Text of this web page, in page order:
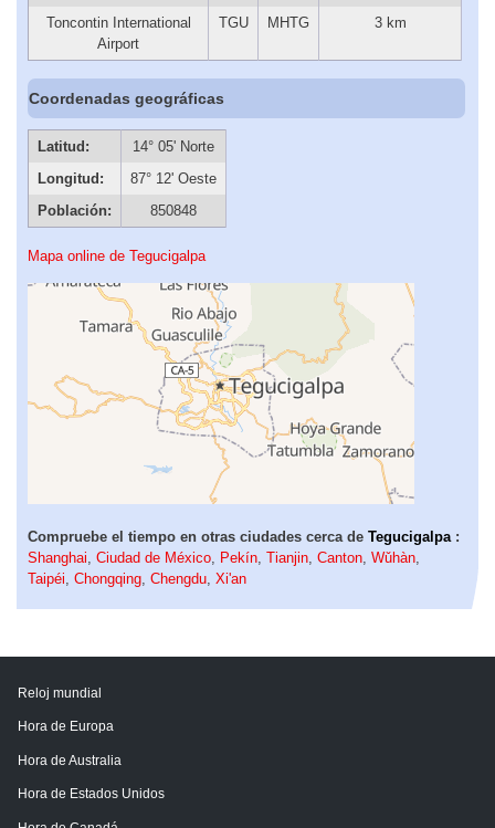
Toncontin International
Airport
TGU MHTG 3 km
Coordenadas geográficas
Latitud:
14° 05' Norte
Longitud:
87° 12' Oeste
Población:
850848
Mapa online de Tegucigalpa
Compruebe el tiempo en otras ciudades cerca de Tegucigalpa:
Shanghai, Ciudad de México, Pekín, Tianjin, Canton, Wǔhàn,
Taipéi, Chongqing, Chengdu, Xi'an
Reloj mundial
Hora de Europa
Hora de Australia
Hora de Estados Unidos